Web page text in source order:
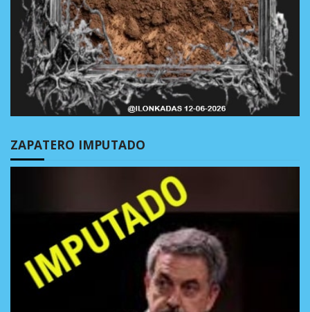
ZAPATERO IMPUTADO